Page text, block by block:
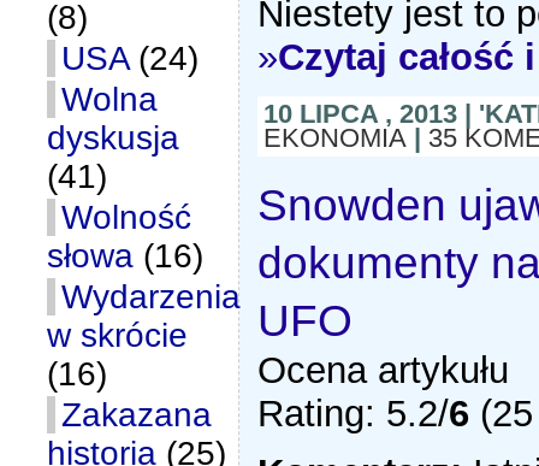
(8)
USA(24)
Wolna
dyskusja
(41)
Wolność
słowa (16)
Wydarzenia
w skrócie
(16)
Zakazana
historia (25)
Niestety jest to
»Czytaj
10 LIPCA , 2013 |
EKONOMIA | 35
Snowden
dokumenty
UFO
Ocena artykułu
Rating: 5.2/6